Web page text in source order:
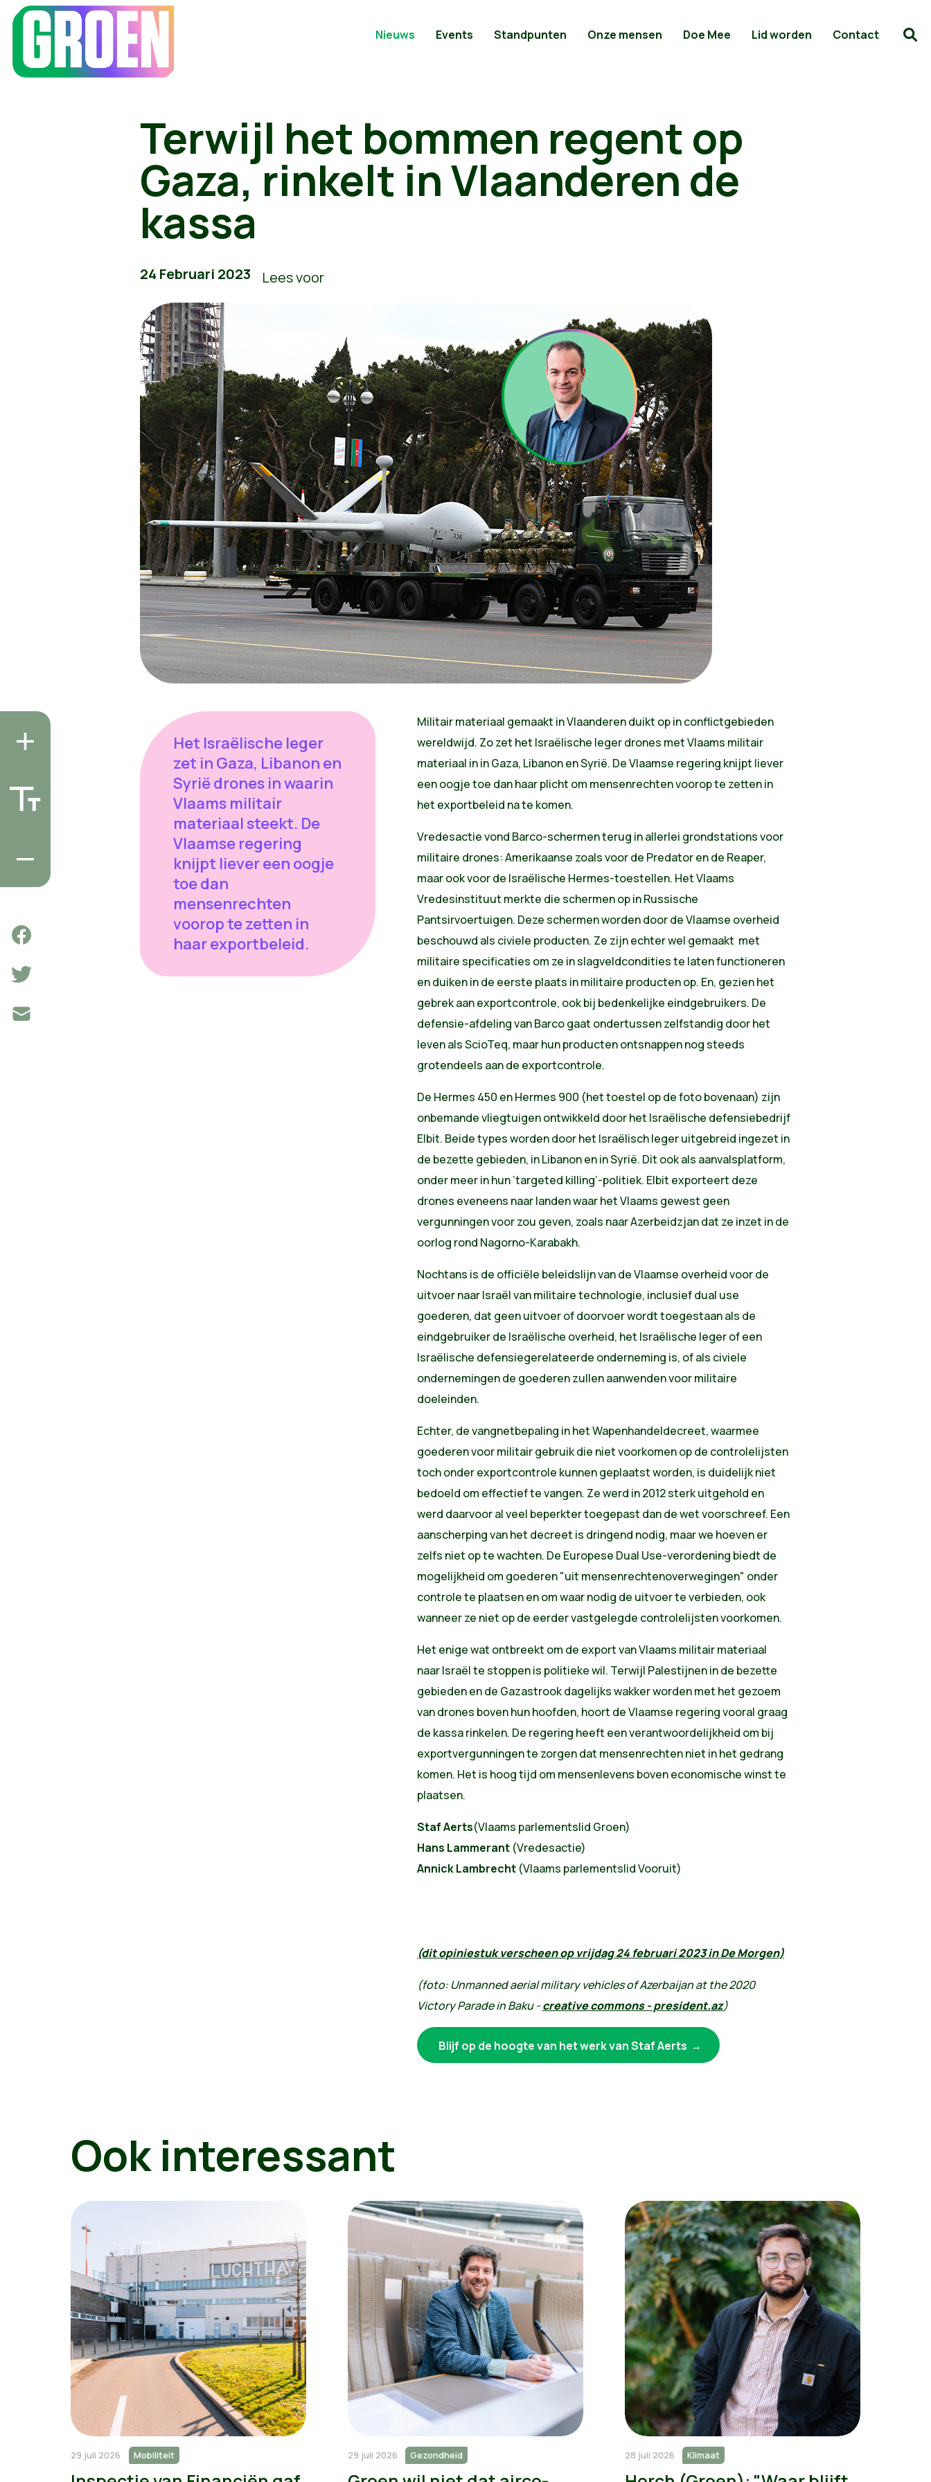
Nieuws Events Standpunten Onze mensen Doe Mee Lid worden Contact
Terwijl het bommen regent op
Gaza, rinkelt in Vlaanderen de
kassa
24 Februari 2023 Lees voor
Het Israëlische leger
zet in Gaza, Libanon en
Syrië drones in waarin
Vlaams militair
materiaal steekt. De
Vlaamse regering
knijpt liever een oogje
toe dan
mensenrechten
voorop te zetten in
haar exportbeleid.
Militair materiaal gemaakt in Vlaanderen duikt op in conflictgebieden
wereldwijd. Zo zet het Israëlische leger drones met Vlaams militair
materiaal in in Gaza, Libanon en Syrië. De Vlaamse regering knijpt liever
een oogje toe dan haar plicht om mensenrechten voorop te zetten in
het exportbeleid na te komen.
Vredesactie vond Barco-schermen terug in allerlei grondstations voor
militaire drones: Amerikaanse zoals voor de Predator en de Reaper,
maar ook voor de Israëlische Hermes-toestellen. Het Vlaams
Vredesinstituut merkte die schermen op in Russische
Pantsirvoertuigen. Deze schermen worden door de Vlaamse overheid
beschouwd als civiele producten. Ze zijn echter wel gemaakt met
militaire specificaties om ze in slagveldcondities te laten functioneren
en duiken in de eerste plaats in militaire producten op. En, gezien het
gebrek aan exportcontrole, ook bij bedenkelijke eindgebruikers. De
defensie-afdeling van Barco gaat ondertussen zelfstandig door het
leven als ScioTeq, maar hun producten ontsnappen nog steeds
grotendeels aan de exportcontrole.
De Hermes 450 en Hermes 900 (het toestel op de foto bovenaan) zijn
onbemande vliegtuigen ontwikkeld door het Israëlische defensiebedrijf
Elbit. Beide types worden door het Israëlisch leger uitgebreid ingezet in
de bezette gebieden, in Libanon en in Syrië. Dit ook als aanvalsplatform,
onder meer in hun ‘targeted killing’-politiek. Elbit exporteert deze
drones eveneens naar landen waar het Vlaams gewest geen
vergunningen voor zou geven, zoals naar Azerbeidzjan dat ze inzet in de
oorlog rond Nagorno-Karabakh.
Nochtans is de officiële beleidslijn van de Vlaamse overheid voor de
uitvoer naar Israël van militaire technologie, inclusief dual use
goederen, dat geen uitvoer of doorvoer wordt toegestaan als de
eindgebruiker de Israëlische overheid, het Israëlische leger of een
Israëlische defensiegerelateerde onderneming is, of als civiele
ondernemingen de goederen zullen aanwenden voor militaire
doeleinden.
Echter, de vangnetbepaling in het Wapenhandeldecreet, waarmee
goederen voor militair gebruik die niet voorkomen op de controlelijsten
toch onder exportcontrole kunnen geplaatst worden, is duidelijk niet
bedoeld om effectief te vangen. Ze werd in 2012 sterk uitgehold en
werd daarvoor al veel beperkter toegepast dan de wet voorschreef. Een
aanscherping van het decreet is dringend nodig, maar we hoeven er
zelfs niet op te wachten. De Europese Dual Use-verordening biedt de
mogelijkheid om goederen "uit mensenrechtenoverwegingen" onder
controle te plaatsen en om waar nodig de uitvoer te verbieden, ook
wanneer ze niet op de eerder vastgelegde controlelijsten voorkomen.
Het enige wat ontbreekt om de export van Vlaams militair materiaal
naar Israël te stoppen is politieke wil. Terwijl Palestijnen in de bezette
gebieden en de Gazastrook dagelijks wakker worden met het gezoem
van drones boven hun hoofden, hoort de Vlaamse regering vooral graag
de kassa rinkelen. De regering heeft een verantwoordelijkheid om bij
exportvergunningen te zorgen dat mensenrechten niet in het gedrang
komen. Het is hoog tijd om mensenlevens boven economische winst te
plaatsen.
Staf Aerts(Vlaams parlementslid Groen)
Hans Lammerant(Vredesactie)
Annick Lambrecht(Vlaams parlementslid Vooruit)
(dit opiniestuk verscheen op vrijdag 24 februari 2023 in De Morgen)
(foto: Unmanned aerial military vehicles of Azerbaijan at the 2020
Victory Parade in Baku -creative commons - president.az)
Blijf op de hoogte van het werk van Staf Aerts
Ook interessant
29 juli 2026 Mobiliteit 29 juli 2026 Gezondheid 28 juli 2026 Klimaat